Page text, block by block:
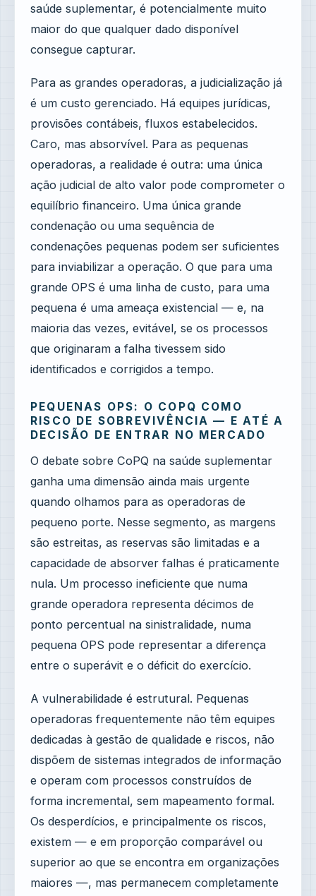
saúde suplementar, é potencialmente muito
maior do que qualquer dado disponível
consegue capturar.
Para as grandes operadoras, a judicialização já
é um custo gerenciado. Há equipes jurídicas,
provisões contábeis, fluxos estabelecidos.
Caro, mas absorvível. Para as pequenas
operadoras, a realidade é outra: uma única
ação judicial de alto valor pode comprometer o
equilíbrio financeiro. Uma única grande
condenação ou uma sequência de
condenações pequenas podem ser suficientes
para inviabilizar a operação. O que para uma
grande OPS é uma linha de custo, para uma
pequena é uma ameaça existencial — e, na
maioria das vezes, evitável, se os processos
que originaram a falha tivessem sido
identificados e corrigidos a tempo.
PEQUENAS OPS: O COPQ COMO
RISCO DE SOBREVIVÊNCIA — E ATÉ A
DECISÃO DE ENTRAR NO MERCADO
O debate sobre CoPQ na saúde suplementar
ganha uma dimensão ainda mais urgente
quando olhamos para as operadoras de
pequeno porte. Nesse segmento, as margens
são estreitas, as reservas são limitadas e a
capacidade de absorver falhas é praticamente
nula. Um processo ineficiente que numa
grande operadora representa décimos de
ponto percentual na sinistralidade, numa
pequena OPS pode representar a diferença
entre o superávit e o déficit do exercício.
A vulnerabilidade é estrutural. Pequenas
operadoras frequentemente não têm equipes
dedicadas à gestão de qualidade e riscos, não
dispõem de sistemas integrados de informação
e operam com processos construídos de
forma incremental, sem mapeamento formal.
Os desperdícios, e principalmente os riscos,
existem — e em proporção comparável ou
superior ao que se encontra em organizações
maiores —, mas permanecem completamente